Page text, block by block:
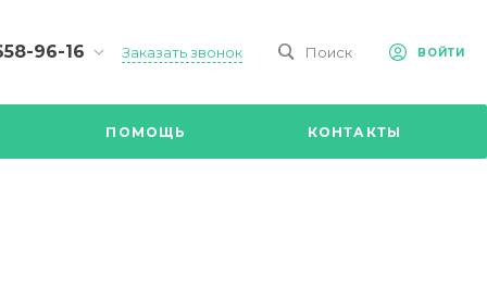
96-16
98
д 2/Д.
Заказать звонок Поиск ВОЙТИ
ПОМОЩЬ КОНТАКТЫ